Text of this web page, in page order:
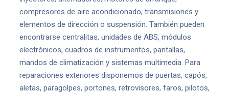
compresores de aire acondicionado, transmisiones y
elementos de dirección o suspensión. También pueden
encontrarse centralitas, unidades de ABS, módulos
electrónicos, cuadros de instrumentos, pantallas,
mandos de climatización y sistemas multimedia. Para
reparaciones exteriores disponemos de puertas, capós,
aletas, paragolpes, portones, retrovisores, faros, pilotos,